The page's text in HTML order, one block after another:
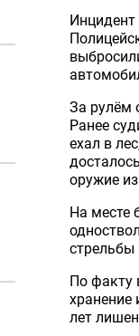
За рулём
Ранее
ехал в
оружие
На месте
стрельбы
По факту
хранение
лет